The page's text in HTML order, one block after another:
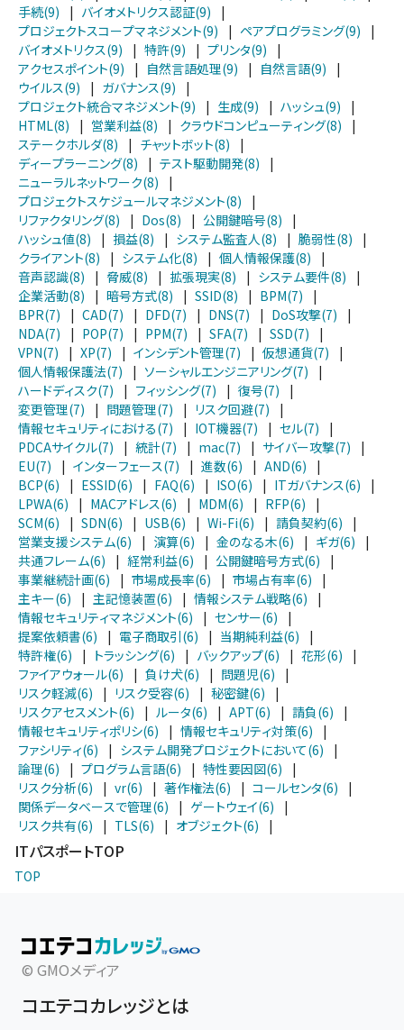
手続(9)
| バイオメトリクス認証(9)
|
プロジェクトスコープマネジメント(9)
| ペアプログラミング(9)
|
バイオメトリクス(9)
| 特許(9) | プリンタ(9)
|
アクセスポイント(9)
| 自然言語処理(9) | 自然言語(9)
|
ウイルス(9)
| ガバナンス(9)
|
プロジェクト統合マネジメント(9)
| 生成(9) | ハッシュ(9)
|
HTML(8)
| 営業利益(8) | クラウドコンピューティング(8)
|
ステークホルダ(8)
| チャットボット(8)
|
ディープラーニング(8)
| テスト駆動開発(8)
|
ニューラルネットワーク(8)
|
プロジェクトスケジュールマネジメント(8)
|
リファクタリング(8)
| Dos(8) | 公開鍵暗号(8)
|
ハッシュ値(8)
| 損益(8) | システム監査人(8) | 脆弱性(8)
|
クライアント(8)
| システム化(8) | 個人情報保護(8)
|
音声認識(8)
| 脅威(8) | 拡張現実(8) | システム要件(8)
|
企業活動(8)
| 暗号方式(8) | SSID(8) | BPM(7)
|
BPR(7)
| CAD(7) | DFD(7) | DNS(7) | DoS攻撃(7)
|
NDA(7)
| POP(7) | PPM(7) | SFA(7) | SSD(7)
|
VPN(7)
| XP(7) | インシデント管理(7) | 仮想通貨(7)
|
個人情報保護法(7)
| ソーシャルエンジニアリング(7)
|
ハードディスク(7)
| フィッシング(7) | 復号(7)
|
変更管理(7)
| 問題管理(7) | リスク回避(7)
|
情報セキュリティにおける(7)
| IOT機器(7) | セル(7)
|
PDCAサイクル(7)
| 統計(7) | mac(7) | サイバー攻撃(7)
|
EU(7)
| インターフェース(7) | 進数(6) | AND(6)
|
BCP(6)
| ESSID(6) | FAQ(6) | ISO(6) | ITガバナンス(6)
|
LPWA(6)
| MACアドレス(6) | MDM(6) | RFP(6)
|
SCM(6)
| SDN(6) | USB(6) | Wi-Fi(6) | 請負契約(6)
|
営業支援システム(6)
| 演算(6) | 金のなる木(6) | ギガ(6)
|
共通フレーム(6)
| 経常利益(6) | 公開鍵暗号方式(6)
|
事業継続計画(6)
| 市場成長率(6) | 市場占有率(6)
|
主キー(6)
| 主記憶装置(6) | 情報システム戦略(6)
|
情報セキュリティマネジメント(6)
| センサー(6)
|
提案依頼書(6)
| 電子商取引(6) | 当期純利益(6)
|
特許権(6)
| トラッシング(6) | バックアップ(6) | 花形(6)
|
ファイアウォール(6)
| 負け犬(6) | 問題児(6)
|
リスク軽減(6)
| リスク受容(6) | 秘密鍵(6)
|
リスクアセスメント(6)
| ルータ(6) | APT(6) | 請負(6)
|
情報セキュリティポリシ(6)
| 情報セキュリティ対策(6)
|
ファシリティ(6)
| システム開発プロジェクトにおいて(6)
|
論理(6)
| プログラム言語(6) | 特性要因図(6)
|
リスク分析(6)
| vr(6) | 著作権法(6) | コールセンタ(6)
|
関係データベースで管理(6)
| ゲートウェイ(6)
|
リスク共有(6)
| TLS(6) | オブジェクト(6) |
ITパスポートTOP
TOP
© GMOメディア
コエテコカレッジとは